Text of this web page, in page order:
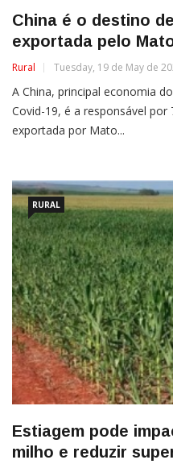
China é o destino
exportada pelo
Rural Tuesday, 19 de May de
A China, principal economia
Covid-19, é a responsável por
exportada por Mato...
RURAL
Estiagem pode
milho e reduzir